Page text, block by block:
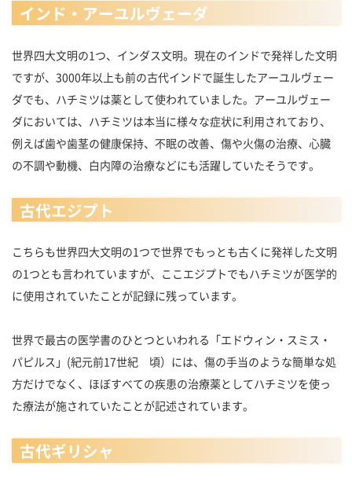
インド・アーユルヴェーダ
世界四大文明の1つ、インダス文明。現在のインドで発祥した文明
ですが、3000年以上も前の古代インドで誕生したアーユルヴェー
ダでも、ハチミツは薬として使われていました。アーユルヴェー
ダにおいては、ハチミツは本当に様々な症状に利用されており、
例えば歯や歯茎の健康保持、不眠の改善、傷や火傷の治療、心臓
の不調や動機、白内障の治療などにも活躍していたそうです。
古代エジプト
こちらも世界四大文明の1つで世界でもっとも古くに発祥した文明
の1つとも言われていますが、ここエジプトでもハチミツが医学的
に使用されていたことが記録に残っています。
世界で最古の医学書のひとつといわれる「エドウィン・スミス・
パピルス」(紀元前17世紀 頃）には、傷の手当のような簡単な処
方だけでなく、ほぼすべての疾患の治療薬としてハチミツを使っ
た療法が施されていたことが記述されています。
古代ギリシャ